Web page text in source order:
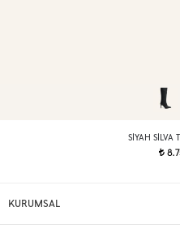
SIYAH SILVA
t
KURUMSAL